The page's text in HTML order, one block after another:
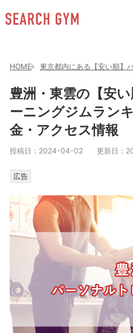
HOME 東京都内にある【安い順】
豊洲・東雲の【安
ーニングジムラン
金・アクセス情報
投稿日： 2024-04-02 更新日：
広告